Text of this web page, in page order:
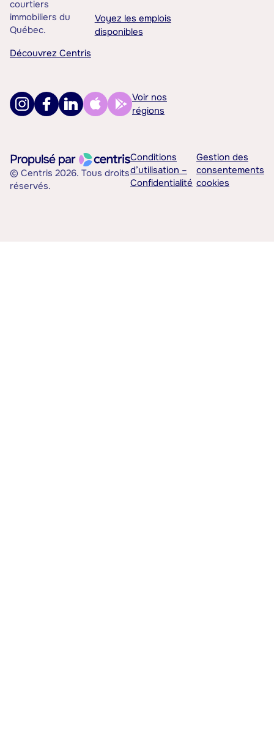
courtiers
immobiliers du
Québec.
Découvrez Centris
Voyez les emplois
disponibles
Voir nos
régions
© Centris 2026. Tous droits
réservés.
Conditions
d’utilisation –
Confidentialité
Gestion des
consentements
cookies